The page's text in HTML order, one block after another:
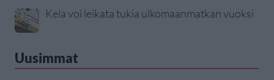
Kela voi leikata tukia ulkomaanmatkan vuoksi
Uusimmat